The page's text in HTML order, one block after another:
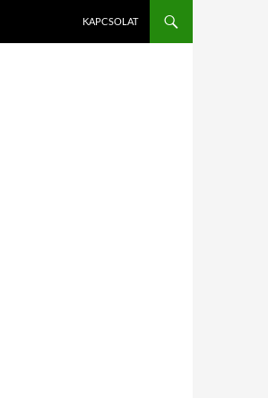
KAPCSOLAT